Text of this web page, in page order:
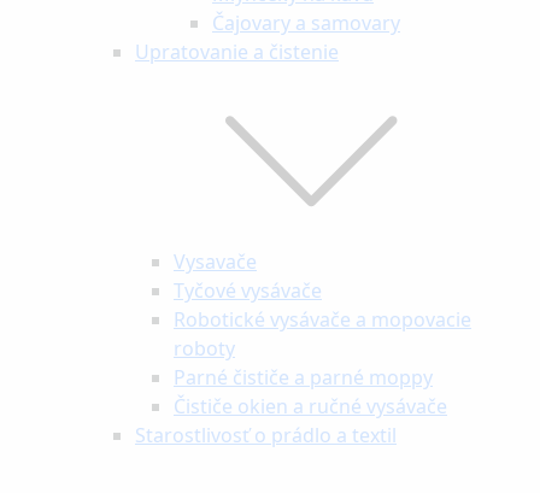
Čajovary a samovary
Upratovanie a čistenie
Vysavače
Tyčové vysávače
Robotické vysávače a mopovacie
roboty
Parné čističe a parné moppy
Čističe okien a ručné vysávače
Starostlivosť o prádlo a textil